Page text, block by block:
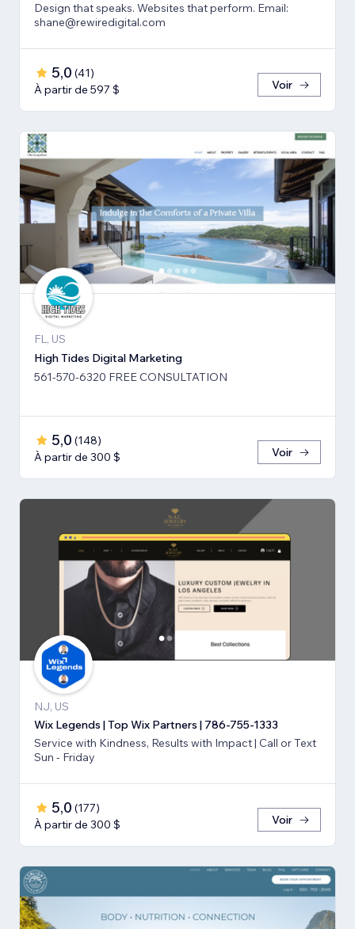
Design that speaks. Websites that perform. Email:
shane@rewiredigital.com
5,0 (41)
À partir de 597 $
Voir
FL, US
High Tides Digital Marketing
561-570-6320 FREE CONSULTATION
5,0 (148)
À partir de 300 $
Voir
NJ, US
Wix Legends | Top Wix Partners | 786-755-1333
Service with Kindness, Results with Impact | Call or Text
Sun - Friday
5,0 (177)
À partir de 300 $
Voir